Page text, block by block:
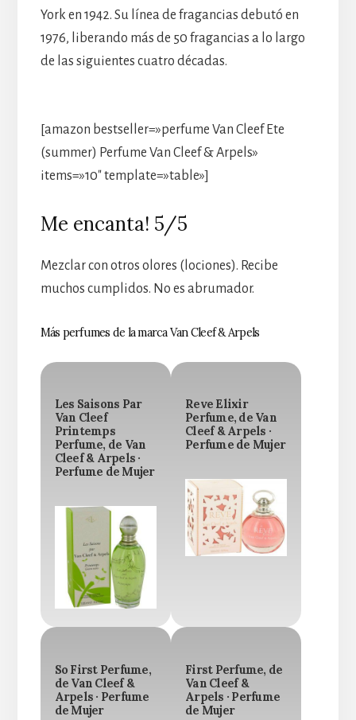
York en 1942. Su línea de fragancias debutó en
1976, liberando más de 50 fragancias a lo largo
de las siguientes cuatro décadas.
[amazon bestseller=»perfume Van Cleef Ete
(summer) Perfume Van Cleef & Arpels»
items=»10″ template=»table»]
Me encanta! 5/5
Mezclar con otros olores (lociones). Recibe
muchos cumplidos. No es abrumador.
Más perfumes de la marca Van Cleef & Arpels
Les Saisons Par
Van Cleef
Printemps
Perfume, de Van
Cleef & Arpels ·
Perfume de Mujer
Reve Elixir
Perfume, de Van
Cleef & Arpels ·
Perfume de Mujer
So First Perfume,
de Van Cleef &
Arpels · Perfume
de Mujer
First Perfume, de
Van Cleef &
Arpels · Perfume
de Mujer